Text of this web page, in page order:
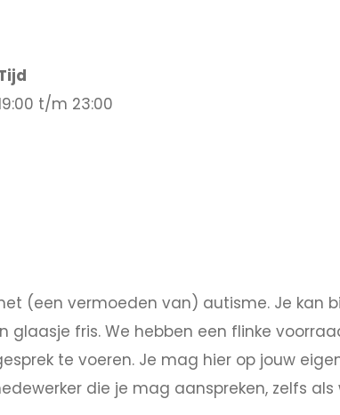
t/m 23:00
(een vermoeden van) autisme. Je kan
fris. We hebben een flinke
te voeren. Je mag hier op jouw
die je mag aanspreken, zelfs als